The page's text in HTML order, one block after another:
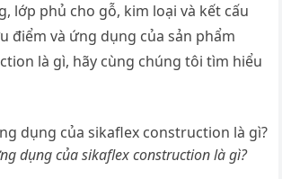
lớp phủ cho gỗ, kim loại và kết cấu
điểm và ứng dụng của sản phẩm
là gì, hãy cùng chúng tôi tìm hiểu
dụng của sikaflex construction là gì?